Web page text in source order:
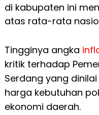
di kabupaten ini
atas rata-rata
Tingginya angka
kritik terhadap
Serdang yang
harga kebutuhan
ekonomi daerah.